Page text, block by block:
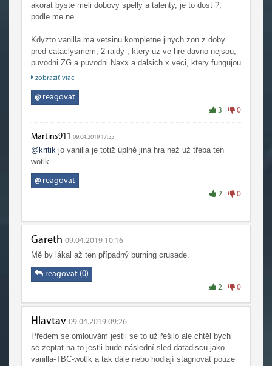
akorat byste meli dobovy spelly a talenty, je to dost ?,
podle me ne.
Kdyzto vanilla ma vetsinu kompletne jinych zon z doby
pred cataclysmem, 2 raidy , ktery uz ve hre davno nejsou,
puvodni ZG a puvodni Naxx a dalsich x veci, ktery fungujou
uplne jinak nez dnes.
Sice i TBC a WOTLK maj nektery odlisny herni systemy,
jako gear za badge, ktery uz dnes ve hre nejsou, ale
TBC a WOTLK vubec nelaka, oni jsou totiz uz "napul"
moderni wow. A classic chci hrat prave mimo jine proto, ze
si chci zahrat neco jinyho nez moderni wow.
zobraziť viac
@reagovat
3 0
Martins911 09.04.2019 17:55
@kritik jo vanilla je totiž úplně jiná hra než už třeba ten
wotlk
@reagovat
2 0
Gareth 09.04.2019 10:16
Mě by lákal až ten případný burning crusade.
reagovat (0)
2 0
Hlavtav 09.04.2019 09:26
Předem se omlouvám jestli se to už řešilo ale chtěl bych
se zeptat na to jestli bude následní sled datadiscu jako
vanilla-TBC-wotlk a tak dále nebo hodlají stagnovat pouze